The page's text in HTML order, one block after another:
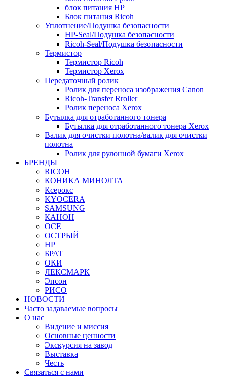
блок питания HP
Блок питания Ricoh
Уплотнение/Подушка безопасности
HP-Seal/Подушка безопасности
Ricoh-Seal/Подушка безопасности
Термистор
Термистор Ricoh
Термистор Xerox
Передаточный ролик
Ролик для переноса изображения Canon
Ricoh-Transfer Rroller
Ролик переноса Xerox
Бутылка для отработанного тонера
Бутылка для отработанного тонера Xerox
Валик для очистки полотна/валик для очистки
полотна
Ролик для рулонной бумаги Xerox
БРЕНДЫ
RICOH
КОНИКА МИНОЛТА
Ксерокс
KYOCERA
SAMSUNG
КАНОН
ОСЕ
ОСТРЫЙ
HP
БРАТ
ОКИ
ЛЕКСМАРК
Эпсон
РИСО
НОВОСТИ
Часто задаваемые вопросы
О нас
Видение и миссия
Основные ценности
Экскурсия на завод
Выставка
Честь
Связаться с нами